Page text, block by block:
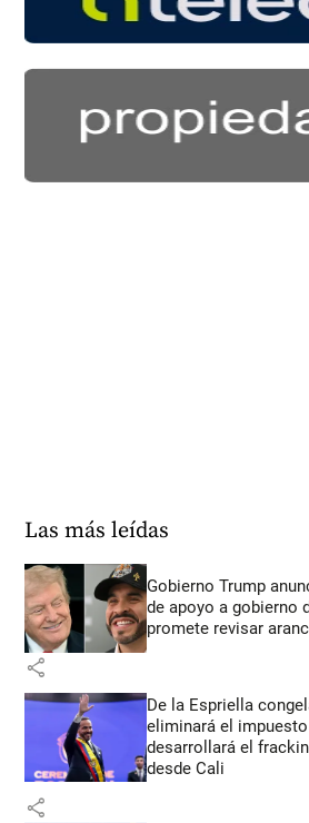
Las más leídas
Gobierno Trump
de apoyo a gobierno
promete revisar
share
De la Espriella
eliminará el
desarrollará el
desde Cali
share